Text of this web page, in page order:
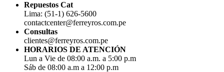
Repuestos Cat
Lima: (51-1) 626-5600
contactcenter@ferreyros.com.pe
Consultas
clientes@ferreyros.com.pe
HORARIOS DE ATENCIÓN
Lun a Vie de 08:00 a.m. a 5:00 p.m
Sáb de 08:00 a.m a 12:00 p.m